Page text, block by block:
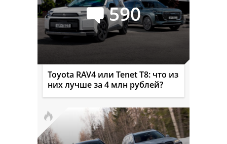
590
Toyota RAV4 или Tenet T8: что из
них лучше за 4 млн рублей?